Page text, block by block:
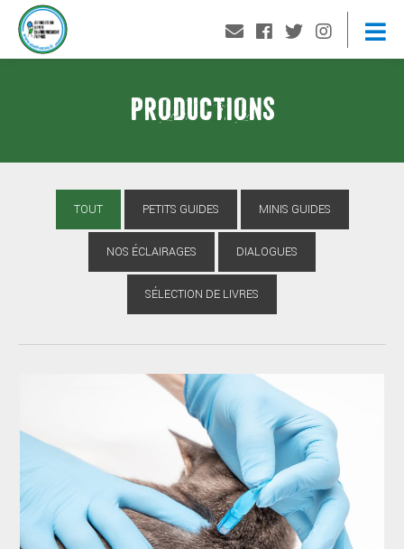
PRODUCTIONS
TOUT PETITS GUIDES MINIS GUIDES
NOS ÉCLAIRAGES DIALOGUES
SÉLECTION DE LIVRES